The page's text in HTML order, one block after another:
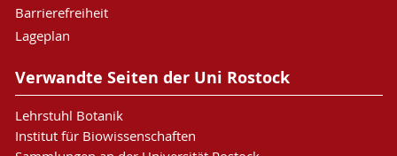
Barrierefreiheit
Lageplan
Verwandte Seiten der Uni Rostock
Lehrstuhl Botanik
Institut für Biowissenschaften